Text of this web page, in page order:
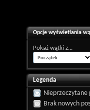
Opcje wyświetlania
Pokaż wątki z...
Legenda
Nieprzeczytane
Brak nowych